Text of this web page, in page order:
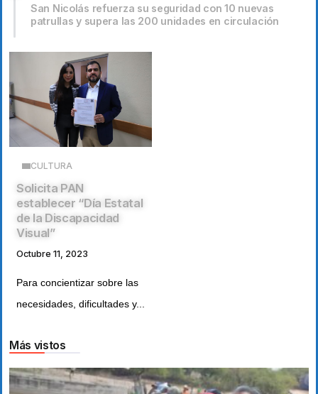
San Nicolás refuerza su seguridad con 10 nuevas
patrullas y supera las 200 unidades en circulación
CULTURA
Solicita PAN
establecer “Día Estatal
de la Discapacidad
Visual”
Octubre 11, 2023
Para concientizar sobre las
necesidades, dificultades y...
Más vistos